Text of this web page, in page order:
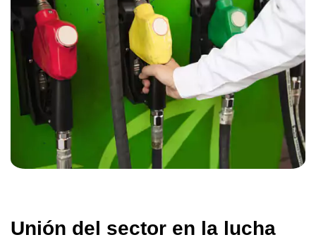
Unión del sector en la lucha